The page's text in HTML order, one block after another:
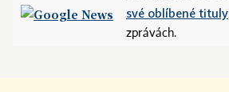
své oblíbené tituly
zprávách.